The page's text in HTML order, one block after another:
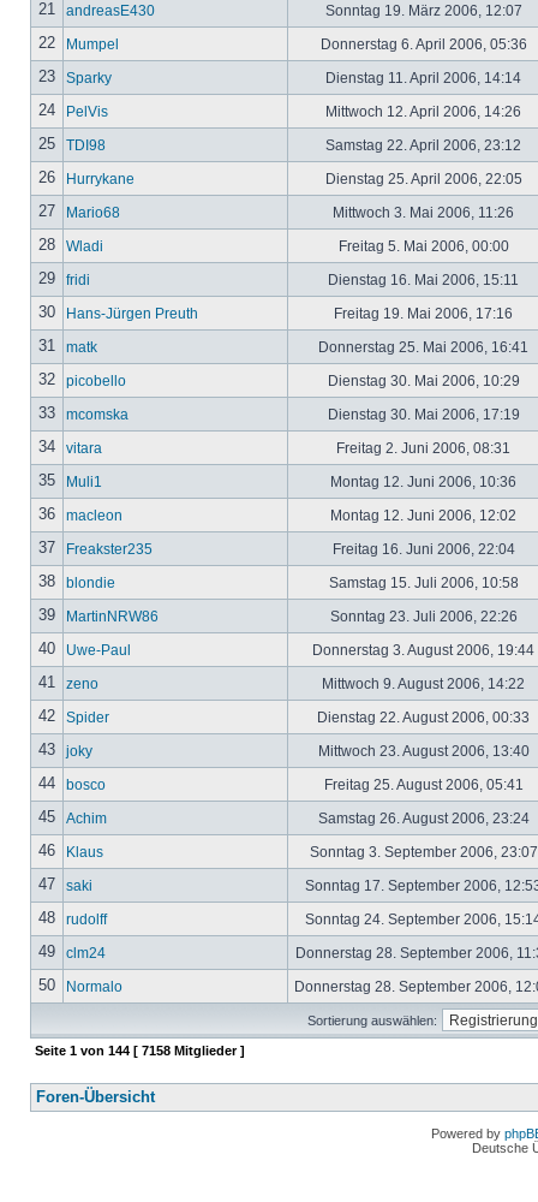
21 andreasE430 Sonntag 19. März 2006, 12:07
22 Mumpel Donnerstag 6. April 2006, 05:36
23 Sparky Dienstag 11. April 2006, 14:14
24 PelVis Mittwoch 12. April 2006, 14:26
25 TDI98 Samstag 22. April 2006, 23:12
26 Hurrykane Dienstag 25. April 2006, 22:05
27 Mario68 Mittwoch 3. Mai 2006, 11:26
28 Wladi Freitag 5. Mai 2006, 00:00
29 fridi Dienstag 16. Mai 2006, 15:11
30 Hans-Jürgen Preuth Freitag 19. Mai 2006, 17:16
31 matk Donnerstag 25. Mai 2006, 16:41
32 picobello Dienstag 30. Mai 2006, 10:29
33 mcomska Dienstag 30. Mai 2006, 17:19
34 vitara Freitag 2. Juni 2006, 08:31
35 Muli1 Montag 12. Juni 2006, 10:36
36 macleon Montag 12. Juni 2006, 12:02
37 Freakster235 Freitag 16. Juni 2006, 22:04
38 blondie Samstag 15. Juli 2006, 10:58
39 MartinNRW86 Sonntag 23. Juli 2006, 22:26
40 Uwe-Paul Donnerstag 3. August 2006, 19:44
41 zeno Mittwoch 9. August 2006, 14:22
42 Spider Dienstag 22. August 2006, 00:33
43 joky Mittwoch 23. August 2006, 13:40
44 bosco Freitag 25. August 2006, 05:41
45 Achim Samstag 26. August 2006, 23:24
46 Klaus Sonntag 3. September 2006,
47 saki Sonntag 17. September 2006,
48 rudolff Sonntag 24. September 2006,
49 clm24 Donnerstag 28. September 2006,
50 Normalo Donnerstag 28. September 2006,
Sortierung auswählen:
Seite 1 von 144 [ 7158 Mitglieder ]
Foren-Übersicht
Powered by
Deutsche